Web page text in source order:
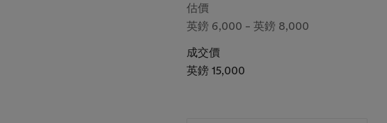
估價
英鎊 6,000 – 英鎊 8,000
成交價
英鎊 15,000